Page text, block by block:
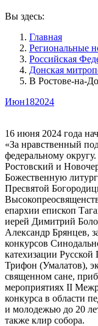
Вы здесь:
Главная
Pегиональные
Российская
Донская
В Ростове-на-
Июн182024
16 июня 2024 года
«За нравственный
федеральному
Ростовский и
Божественную
Пресвятой
епархии епископ
иерей Димитрий
Александр Брянцев,
конкурсов
катехизации
Трифон (Умалатов),
священном сане,
мероприятиях II
конкурса в области
и молодежью до 20
также клир собора.